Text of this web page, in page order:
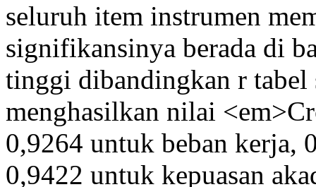
seluruh item instrumen
signifikansinya berada di
tinggi dibandingkan r
menghasilkan nilai
0,9264 untuk beban kerja,
0,9422 untuk kepuasan